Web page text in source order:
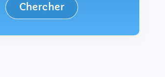
Chercher